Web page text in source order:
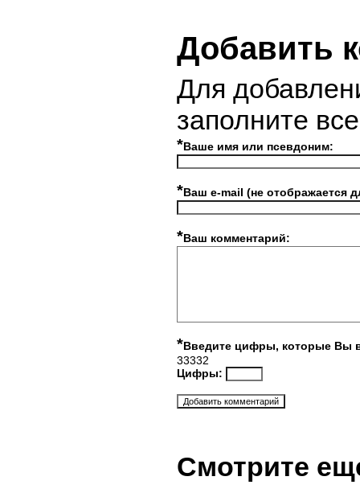
Добавить
Для
заполните
*Ваше имя или псевдоним:
*Ваш e-mail (не отображается
*Ваш комментарий:
*Введите цифры, которые Вы
33332
Цифры:
Смотрите